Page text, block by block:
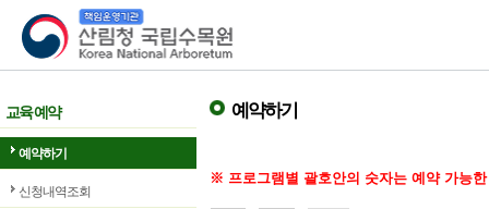
산림청 국립수목원
교육 예약
예약하기
신청내역조회
예약하기
※ 프로그램별 괄호안의 숫자는 예약 가능